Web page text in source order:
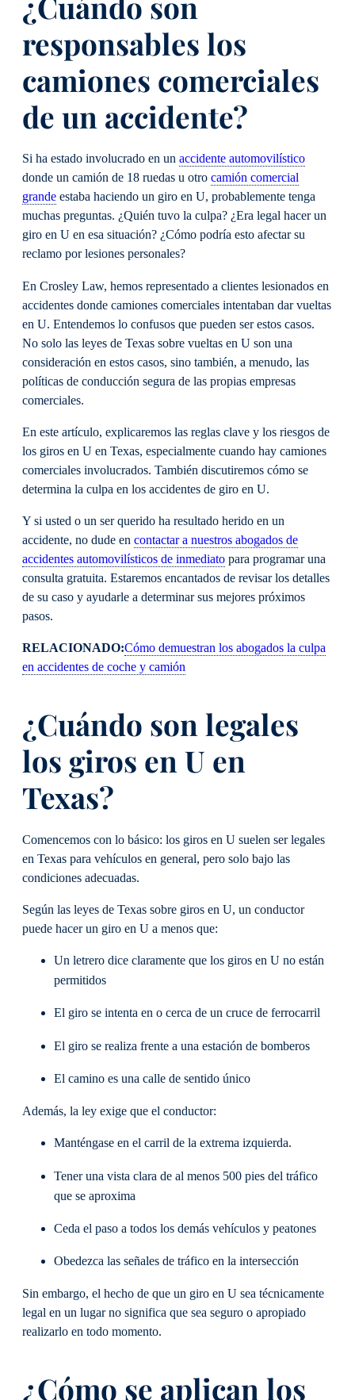
responsables los
camiones comerciales
de un accidente?
Si ha estado involucrado en un accidente automovilístico
donde un camión de 18 ruedas u otro camión comercial
grande estaba haciendo un giro en U, probablemente tenga
muchas preguntas. ¿Quién tuvo la culpa? ¿Era legal hacer un
giro en U en esa situación? ¿Cómo podría esto afectar su
reclamo por lesiones personales?
En Crosley Law, hemos representado a clientes lesionados en
accidentes donde camiones comerciales intentaban dar vueltas
en U. Entendemos lo confusos que pueden ser estos casos.
No solo las leyes de Texas sobre vueltas en U son una
consideración en estos casos, sino también, a menudo, las
políticas de conducción segura de las propias empresas
comerciales.
En este artículo, explicaremos las reglas clave y los riesgos de
los giros en U en Texas, especialmente cuando hay camiones
comerciales involucrados. También discutiremos cómo se
determina la culpa en los accidentes de giro en U.
Y si usted o un ser querido ha resultado herido en un
accidente, no dude en contactar a nuestros abogados de
accidentes automovilísticos de inmediato para programar una
consulta gratuita. Estaremos encantados de revisar los detalles
de su caso y ayudarle a determinar sus mejores próximos
pasos.
RELACIONADO:Cómo demuestran los abogados la culpa
en accidentes de coche y camión
¿Cuándo son legales
los giros en U en
Texas?
Comencemos con lo básico: los giros en U suelen ser legales
en Texas para vehículos en general, pero solo bajo las
condiciones adecuadas.
Según las leyes de Texas sobre giros en U, un conductor
puede hacer un giro en U a menos que:
Un letrero dice claramente que los giros en U no están
permitidos
El giro se intenta en o cerca de un cruce de ferrocarril
El giro se realiza frente a una estación de bomberos
El camino es una calle de sentido único
Además, la ley exige que el conductor:
Manténgase en el carril de la extrema izquierda.
Tener una vista clara de al menos 500 pies del tráfico
que se aproxima
Ceda el paso a todos los demás vehículos y peatones
Obedezca las señales de tráfico en la intersección
Sin embargo, el hecho de que un giro en U sea técnicamente
legal en un lugar no significa que sea seguro o apropiado
realizarlo en todo momento.
¿Cómo se aplican los